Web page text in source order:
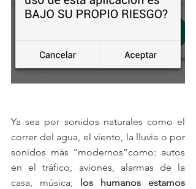
Ya sea por sonidos naturales como el
correr del agua, el viento, la lluvia o por
sonidos más “modernos”como: autos
en el tráfico, aviones, alarmas de la
casa, música; los humanos estamos